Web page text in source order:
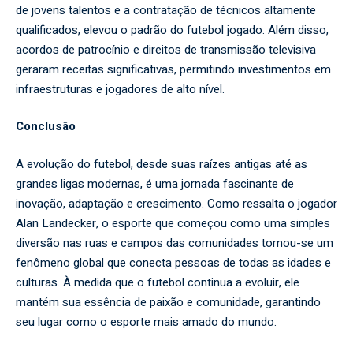
de jovens talentos e a contratação de técnicos altamente
qualificados, elevou o padrão do futebol jogado. Além disso,
acordos de patrocínio e direitos de transmissão televisiva
geraram receitas significativas, permitindo investimentos em
infraestruturas e jogadores de alto nível.
Conclusão
A evolução do futebol, desde suas raízes antigas até as
grandes ligas modernas, é uma jornada fascinante de
inovação, adaptação e crescimento. Como ressalta o jogador
Alan Landecker, o esporte que começou como uma simples
diversão nas ruas e campos das comunidades tornou-se um
fenômeno global que conecta pessoas de todas as idades e
culturas. À medida que o futebol continua a evoluir, ele
mantém sua essência de paixão e comunidade, garantindo
seu lugar como o esporte mais amado do mundo.